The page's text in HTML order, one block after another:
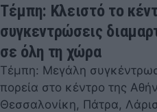
Τέμπη: Κλειστό το
συγκεντρώσεις
σε όλη τη χώρα
Τέμπη: Μεγάλη
πορεία στο κέντρο της
Θεσσαλονίκη, Πάτρα,